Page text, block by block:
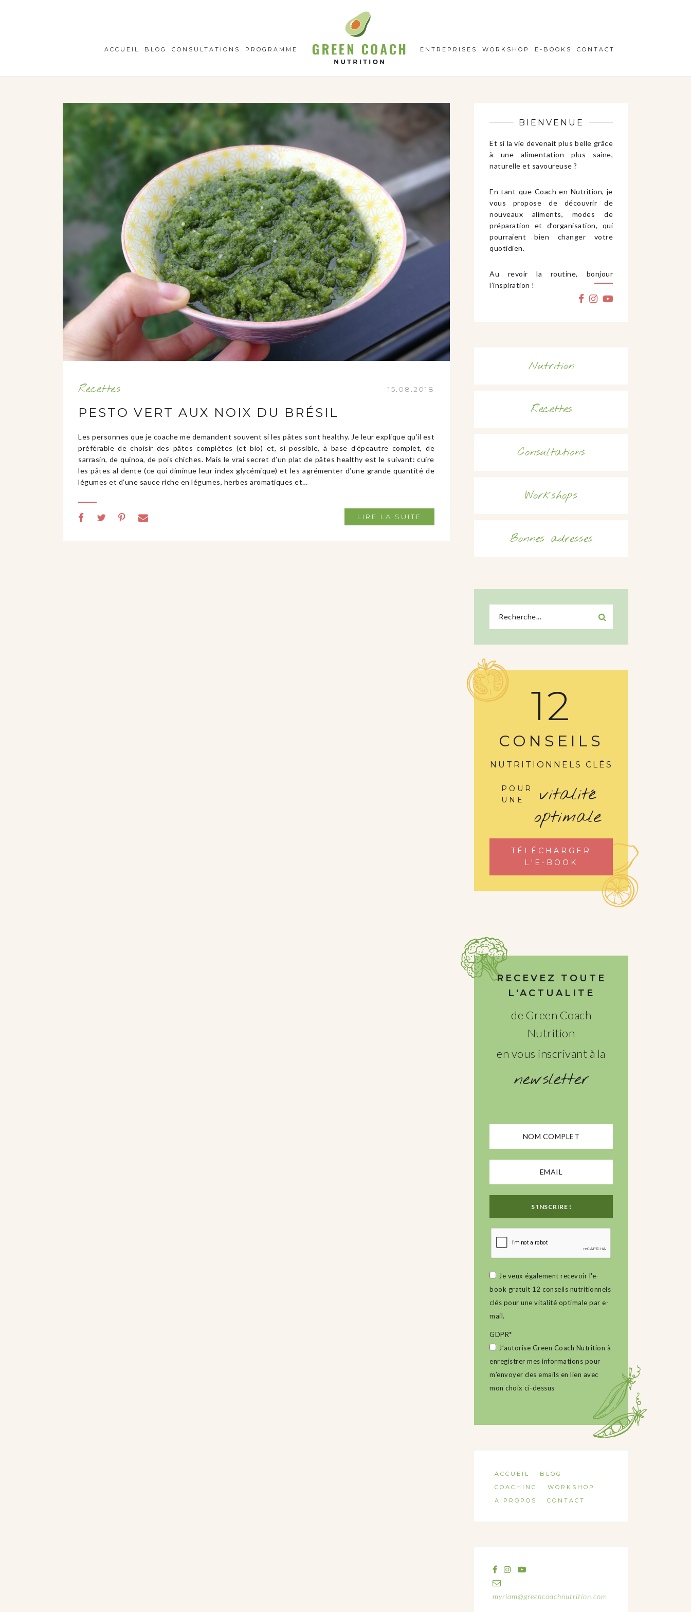
ACCUEIL BLOG CONSULTATIONS PROGRAMME
GCN
ENTREPRISES WORKSHOP E-BOOKS CONTACT
Recettes 15.08.2018
PESTO VERT AUX NOIX DU BRÉSIL
Les personnes que je coache me demandent souvent si les pâtes sont healthy. Je leur explique qu’il est
préférable de choisir des pâtes complètes (et bio) et, si possible, à base d’épeautre complet, de
sarrasin, de quinoa, de pois chiches. Mais le vrai secret d’un plat de pâtes healthy est le suivant: cuire
les pâtes al dente (ce qui diminue leur index glycémique) et les agrémenter d’une grande quantité de
légumes et d’une sauce riche en légumes, herbes aromatiques et…
LIRE LA SUITE
BIENVENUE
Et si la vie devenait plus belle grâce
à une alimentation plus saine,
naturelle et savoureuse ?
En tant que Coach en Nutrition, je
vous propose de découvrir de
nouveaux aliments, modes de
préparation et d’organisation, qui
pourraient bien changer votre
quotidien.
Au revoir la routine, bonjour
l’inspiration !
Nutrition
Recettes
Consultations
Workshops
Bonnes adresses
12
CONSEILS
NUTRITIONNELS CLÉS
POUR
UNE
vitalité
optimale
TÉLÉCHARGER
L'E-BOOK
RECEVEZ TOUTE
L'ACTUALITE
de Green Coach
Nutrition
en vous inscrivant à la
newsletter
Je veux également recevoir l'e-
book gratuit 12 conseils nutritionnels
clés pour une vitalité optimale par e-
mail.
GDPR*
J’autorise Green Coach Nutrition à
enregistrer mes informations pour
m’envoyer des emails en lien avec
mon choix ci-dessus
ACCUEIL
BLOG
COACHING
WORKSHOP
A PROPOS
CONTACT
myriam@greencoachnutrition.com